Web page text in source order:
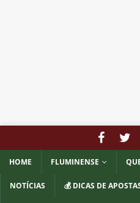
HOME FLUMINENSE
NOTÍCIAS 💰 DICAS DE